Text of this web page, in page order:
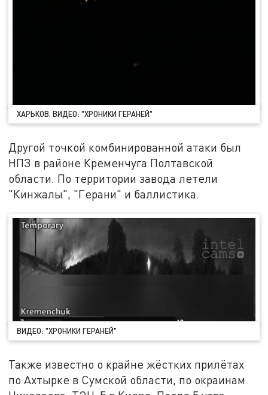
ХАРЬКОВ. ВИДЕО: "ХРОНИКИ ГЕРАНЕЙ"
Другой точкой комбинированной атаки был
НПЗ в районе Кременчуга Полтавской
области. По территории завода летели
"Кинжалы", "Герани" и баллистика.
ВИДЕО: "ХРОНИКИ ГЕРАНЕЙ"
Также известно о крайне жёстких прилётах
по Ахтырке в Сумской области, по окраинам